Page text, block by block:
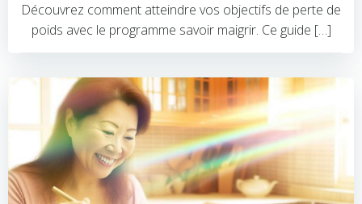
Découvrez comment atteindre vos objectifs de perte de
poids avec le programme savoir maigrir. Ce guide […]